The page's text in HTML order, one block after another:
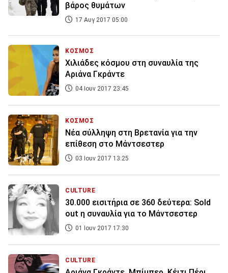
βάρος θυμάτων
17 Αυγ 2017 05:00
ΚΟΣΜΟΣ
Χιλιάδες κόσμου στη συναυλία της
Αριάνα Γκράντε
04 Ιουν 2017 23:45
ΚΟΣΜΟΣ
Νέα σύλληψη στη Βρετανία για την
επίθεση στο Μάντσεστερ
03 Ιουν 2017 13:25
CULTURE
30.000 εισιτήρια σε 360 δεύτερα: Sold
out η συναυλία για το Μάντσεστερ
01 Ιουν 2017 17:30
CULTURE